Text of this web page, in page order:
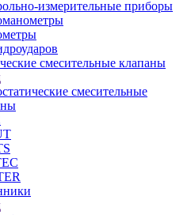
измерительные приборы
смесительные клапаны
смесительные